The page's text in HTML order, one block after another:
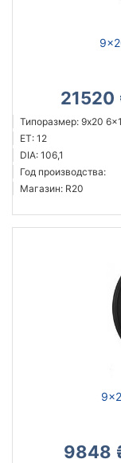
21520
Типоразмер: 9x20
ET: 12
DIA: 106,1
Год производства:
Магазин: R20
9848